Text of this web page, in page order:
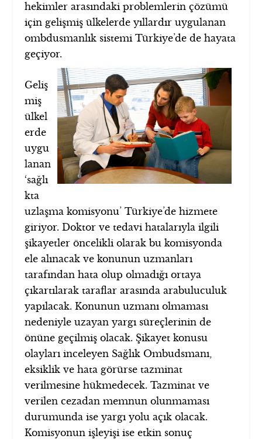
hekimler arasındaki problemlerin çözümü
için gelişmiş ülkelerde yıllardır uygulanan
ombdusmanlık sistemi Türkiye’de de hayata
geçiyor.
Geliş
miş
ülkel
erde
uygu
lanan
‘sağlı
kta
uzlaşma komisyonu’ Türkiye’de hizmete
giriyor. Doktor ve tedavi hatalarıyla ilgili
şikayetler öncelikli olarak bu komisyonda
ele alınacak ve konunun uzmanları
tarafından hata olup olmadığı ortaya
çıkartılarak taraflar arasında arabuluculuk
yapılacak. Konunun uzmanı olmaması
nedeniyle uzayan yargı süreçlerinin de
önüne geçilmiş olacak. Şikayet konusu
olayları inceleyen Sağlık Ombudsmanı,
eksiklik ve hata görürse tazminat
verilmesine hükmedecek. Tazminat ve
verilen cezadan memnun olunmaması
durumunda ise yargı yolu açık olacak.
Komisyonun işleyişi ise etkin sonuç